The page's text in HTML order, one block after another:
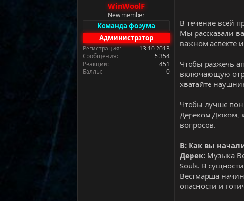
а
WinWoolF
New member
Команда форума
Администратор
Регистрация
13.10.2013
Сообщения
5 354
Реакции
451
Баллы
0
В течение всей
Мы рассказали
важном аспекте
Чтобы разжечь
включающую
хватайте
Чтобы лучше
Дереком Дюком,
вопросов.
В: Как вы
Дерек: Музыка
Souls. В
Вестмарша
опасности и